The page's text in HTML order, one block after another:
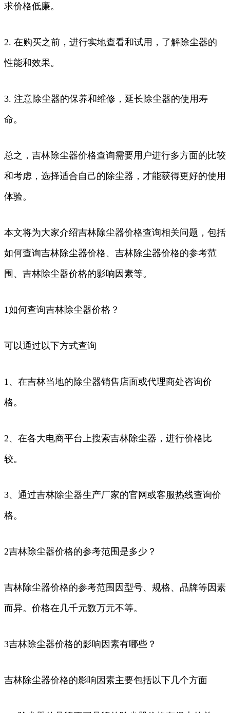
求价格低廉。
2. 在购买之前，进行实地查看和试用，了解除尘器的
性能和效果。
3. 注意除尘器的保养和维修，延长除尘器的使用寿
命。
总之，吉林除尘器价格查询需要用户进行多方面的比较
和考虑，选择适合自己的除尘器，才能获得更好的使用
体验。
本文将为大家介绍吉林除尘器价格查询相关问题，包括
如何查询吉林除尘器价格、吉林除尘器价格的参考范
围、吉林除尘器价格的影响因素等。
1如何查询吉林除尘器价格？
可以通过以下方式查询
1、在吉林当地的除尘器销售店面或代理商处咨询价
格。
2、在各大电商平台上搜索吉林除尘器，进行价格比
较。
3、通过吉林除尘器生产厂家的官网或客服热线查询价
格。
2吉林除尘器价格的参考范围是多少？
吉林除尘器价格的参考范围因型号、规格、品牌等因素
而异。价格在几千元数万元不等。
3吉林除尘器价格的影响因素有哪些？
吉林除尘器价格的影响因素主要包括以下几个方面